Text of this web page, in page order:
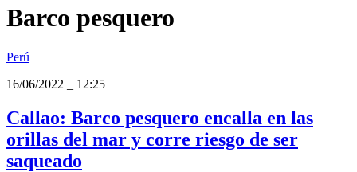
Barco pesquero
Perú
16/06/2022
12:25
Callao: Barco pesquero encalla en las
orillas del mar y corre riesgo de ser
saqueado